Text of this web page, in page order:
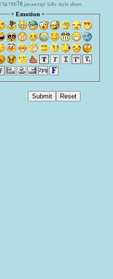
ารถใช้ javascript และ style sheet
+ Emotion+